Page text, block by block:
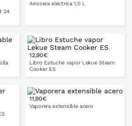
24
Arrocera eléctrica 1,0 L
PONLO EN LA CESTA
12,90€
Libro Estuche vapor Lekue Steam
Cooker ES
11,90€
Vaporera extensible acero